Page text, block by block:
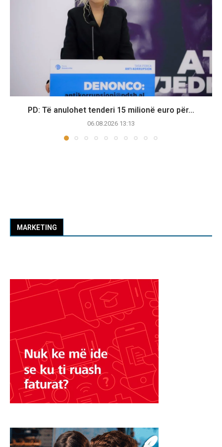
PD: Të anulohet tenderi 15 milionë euro për...
06.08.2026 13:13
MARKETING